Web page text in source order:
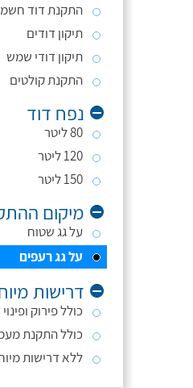
התקנת דוד
תיקון דודים
תיקון דודי שמש
התקנת קולטים
נפח דוד
80 ליטר
120 ליטר
150 ליטר
מיקום
על גג שטוח
על גג רעפים
דרישות
כולל פירוק
כולל התקנת
ללא דרישות